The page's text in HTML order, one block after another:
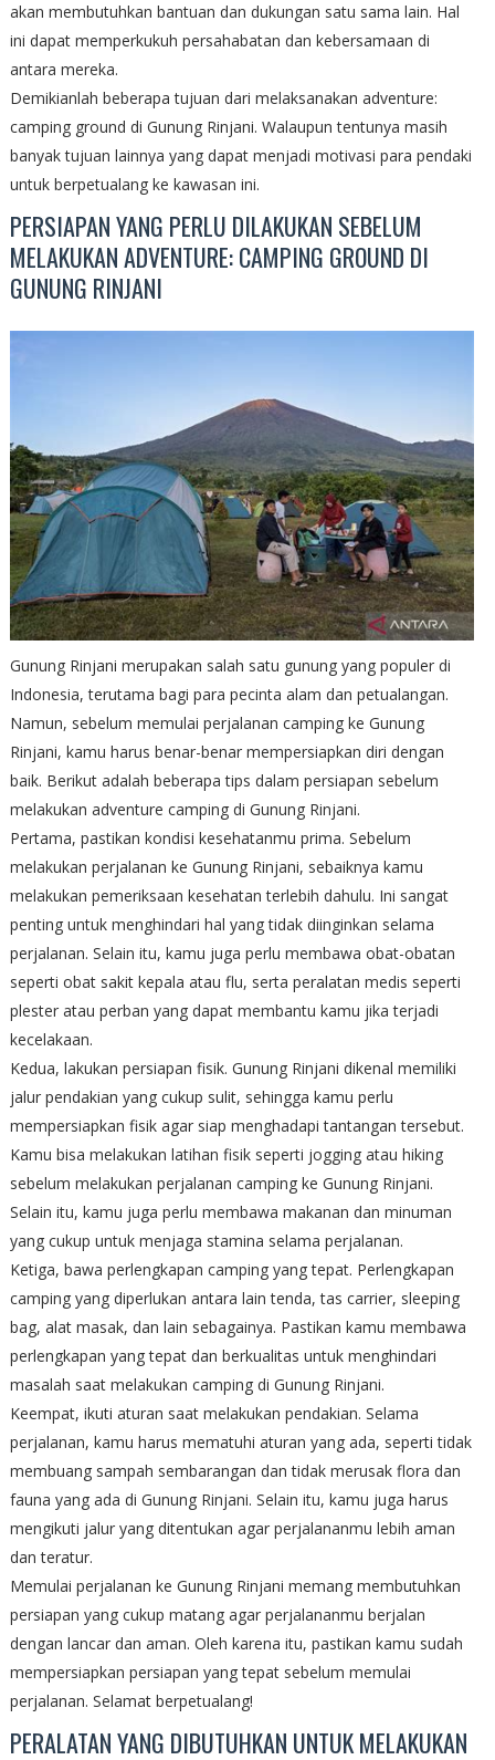
akan membutuhkan bantuan dan dukungan satu sama lain. Hal
ini dapat memperkukuh persahabatan dan kebersamaan di
antara mereka.
Demikianlah beberapa tujuan dari melaksanakan adventure:
camping ground di Gunung Rinjani. Walaupun tentunya masih
banyak tujuan lainnya yang dapat menjadi motivasi para pendaki
untuk berpetualang ke kawasan ini.
PERSIAPAN YANG PERLU DILAKUKAN SEBELUM
MELAKUKAN ADVENTURE: CAMPING GROUND DI
GUNUNG RINJANI
Gunung Rinjani merupakan salah satu gunung yang populer di
Indonesia, terutama bagi para pecinta alam dan petualangan.
Namun, sebelum memulai perjalanan camping ke Gunung
Rinjani, kamu harus benar-benar mempersiapkan diri dengan
baik. Berikut adalah beberapa tips dalam persiapan sebelum
melakukan adventure camping di Gunung Rinjani.
Pertama, pastikan kondisi kesehatanmu prima. Sebelum
melakukan perjalanan ke Gunung Rinjani, sebaiknya kamu
melakukan pemeriksaan kesehatan terlebih dahulu. Ini sangat
penting untuk menghindari hal yang tidak diinginkan selama
perjalanan. Selain itu, kamu juga perlu membawa obat-obatan
seperti obat sakit kepala atau flu, serta peralatan medis seperti
plester atau perban yang dapat membantu kamu jika terjadi
kecelakaan.
Kedua, lakukan persiapan fisik. Gunung Rinjani dikenal memiliki
jalur pendakian yang cukup sulit, sehingga kamu perlu
mempersiapkan fisik agar siap menghadapi tantangan tersebut.
Kamu bisa melakukan latihan fisik seperti jogging atau hiking
sebelum melakukan perjalanan camping ke Gunung Rinjani.
Selain itu, kamu juga perlu membawa makanan dan minuman
yang cukup untuk menjaga stamina selama perjalanan.
Ketiga, bawa perlengkapan camping yang tepat. Perlengkapan
camping yang diperlukan antara lain tenda, tas carrier, sleeping
bag, alat masak, dan lain sebagainya. Pastikan kamu membawa
perlengkapan yang tepat dan berkualitas untuk menghindari
masalah saat melakukan camping di Gunung Rinjani.
Keempat, ikuti aturan saat melakukan pendakian. Selama
perjalanan, kamu harus mematuhi aturan yang ada, seperti tidak
membuang sampah sembarangan dan tidak merusak flora dan
fauna yang ada di Gunung Rinjani. Selain itu, kamu juga harus
mengikuti jalur yang ditentukan agar perjalananmu lebih aman
dan teratur.
Memulai perjalanan ke Gunung Rinjani memang membutuhkan
persiapan yang cukup matang agar perjalananmu berjalan
dengan lancar dan aman. Oleh karena itu, pastikan kamu sudah
mempersiapkan persiapan yang tepat sebelum memulai
perjalanan. Selamat berpetualang!
PERALATAN YANG DIBUTUHKAN UNTUK MELAKUKAN